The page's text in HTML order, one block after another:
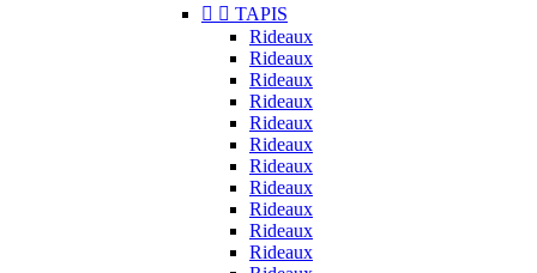
  TAPIS
Rideaux
Rideaux
Rideaux
Rideaux
Rideaux
Rideaux
Rideaux
Rideaux
Rideaux
Rideaux
Rideaux